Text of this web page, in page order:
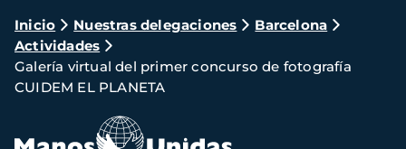
Ruta
de
navegación
Inicio Nuestras delegaciones
Barcelona
Actividades
Galería virtual del primer concurso de fotografía
CUIDEM EL PLANETA